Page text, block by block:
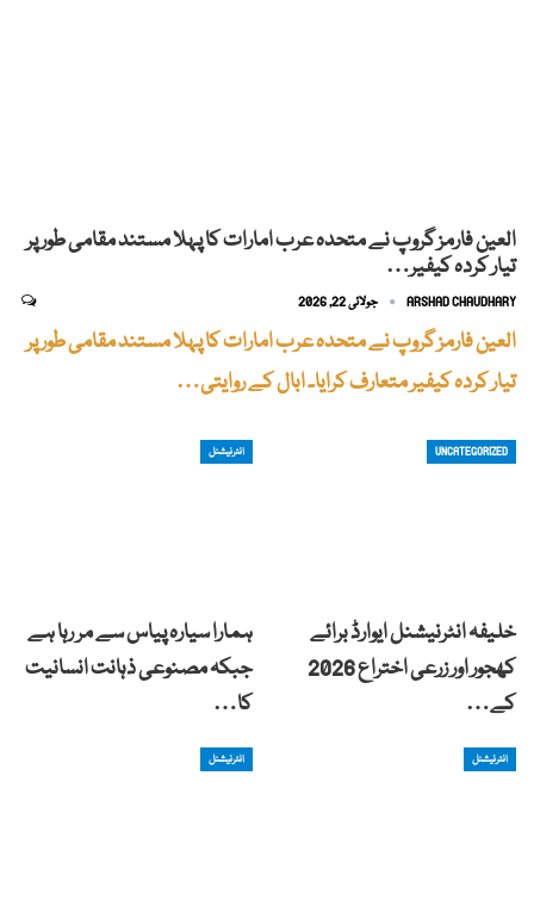
العین فارمز گروپ نے متحدہ عرب امارات کا پہلا مستند مقامی طور پر
تیار کردہ کیفیر…
ARSHAD CHAUDHARY جولائی 22, 2026
العین فارمز گروپ نے متحدہ عرب امارات کا پہلا مستند مقامی طور پر
تیار کردہ کیفیر متعارف کرایا۔ ابال کے روایتی…
UNCATEGORIZED
خلیفہ انٹرنیشنل ایوارڈ برائے
کھجور اور زرعی اختراع 2026
کے…
انٹرنیشنل
ہمارا سیارہ پیاس سے مر رہا ہے
جبکہ مصنوعی ذہانت انسانیت
کا…
انٹرنیشنل انٹرنیشنل